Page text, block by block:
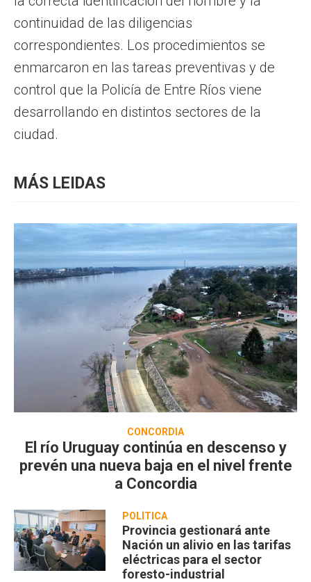
continuidad de las diligencias
correspondientes. Los procedimientos se
enmarcaron en las tareas preventivas y de
control que la Policía de Entre Ríos viene
desarrollando en distintos sectores de la
ciudad.
MÁS LEIDAS
CONCORDIA
El río Uruguay continúa en descenso y
prevén una nueva baja en el nivel frente
a Concordia
POLÍTICA
Provincia gestionará ante
Nación un alivio en las tarifas
eléctricas para el sector
foresto-industrial